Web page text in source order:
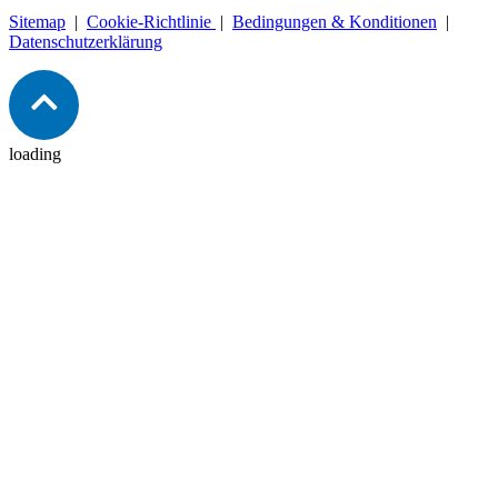
Sitemap | Cookie-Richtlinie | Bedingungen & Konditionen |
Datenschutzerklärung
loading